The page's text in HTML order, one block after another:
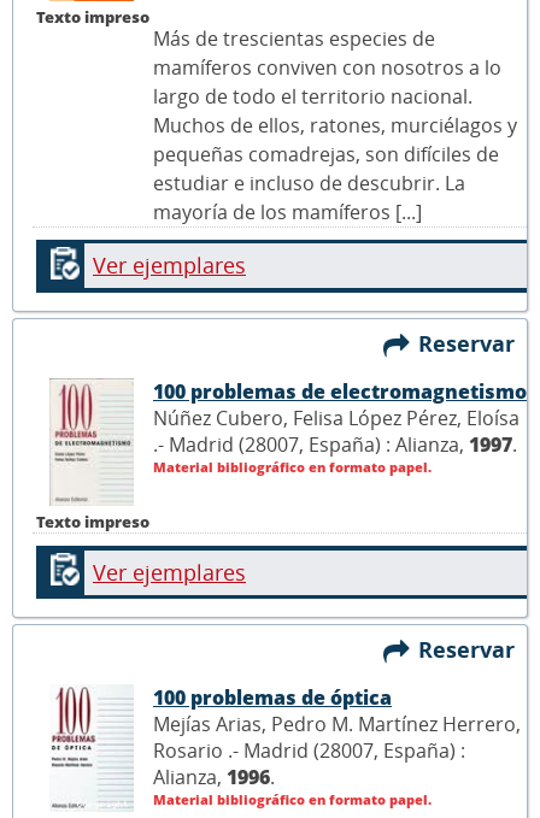
Texto impreso
Más de trescientas especies de
mamíferos conviven con nosotros a lo
largo de todo el territorio nacional.
Muchos de ellos, ratones, murciélagos y
pequeñas comadrejas, son difíciles de
estudiar e incluso de descubrir. La
mayoría de los mamíferos [...]
Ver ejemplares
Reservar
Texto impreso
100 problemas de electromagnetismo
Núñez Cubero, Felisa López Pérez, Eloísa
.- Madrid (28007, España) : Alianza, 1997.
Material bibliográfico en formato papel.
Ver ejemplares
Reservar
100 problemas de óptica
Mejías Arias, Pedro M. Martínez Herrero,
Rosario .- Madrid (28007, España) :
Alianza, 1996.
Material bibliográfico en formato papel.